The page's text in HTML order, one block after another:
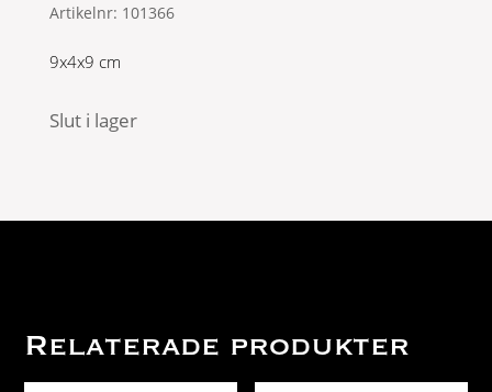
Artikelnr: 101366
9x4x9 cm
Slut i lager
Relaterade produkter